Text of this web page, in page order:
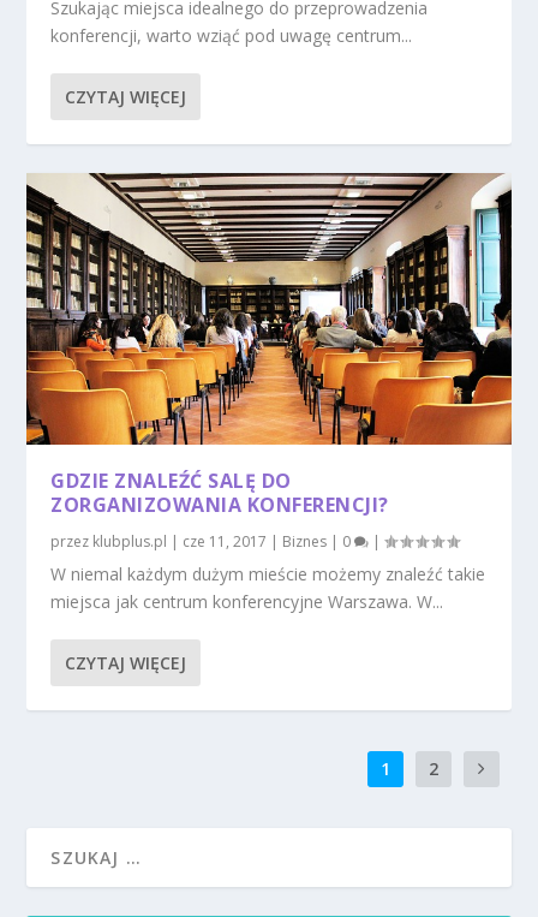
Szukając miejsca idealnego do przeprowadzenia
konferencji, warto wziąć pod uwagę centrum...
CZYTAJ WIĘCEJ
GDZIE ZNALEŹĆ SALĘ DO
ZORGANIZOWANIA KONFERENCJI?
przez klubplus.pl | cze 11, 2017 | Biznes | 0 |
W niemal każdym dużym mieście możemy znaleźć takie
miejsca jak centrum konferencyjne Warszawa. W...
CZYTAJ WIĘCEJ
1 2